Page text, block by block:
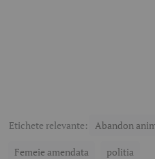
Etichete relevante: Abandon
Femeie amendata politia